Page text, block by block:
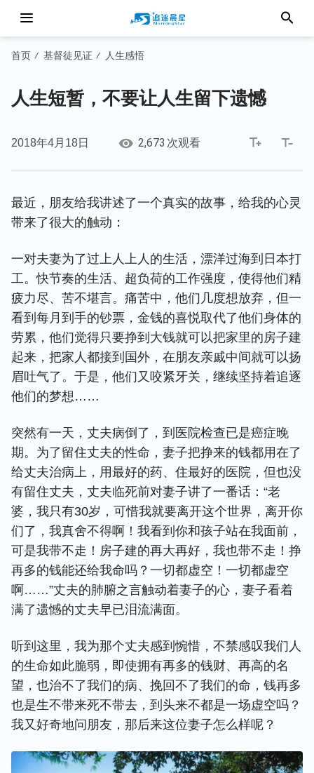
首页 / 基督徒见证 / 人生感悟
人生短暂，不要让人生留下遗憾
2018年4月18日 2,673 次观看
最近，朋友给我讲述了一个真实的故事，给我的心灵
带来了很大的触动：
一对夫妻为了过上人上人的生活，漂洋过海到日本打
工。快节奏的生活、超负荷的工作强度，使得他们精
疲力尽、苦不堪言。痛苦中，他们几度想放弃，但一
看到每月到手的钞票，金钱的喜悦取代了他们身体的
劳累，他们觉得只要挣到大钱就可以把家里的房子建
起来，把家人都接到国外，在朋友亲戚中间就可以扬
眉吐气了。于是，他们又咬紧牙关，继续坚持着追逐
他们的梦想……
突然有一天，丈夫病倒了，到医院检查已是癌症晚
期。为了留住丈夫的性命，妻子把挣来的钱都用在了
给丈夫治病上，用最好的药、住最好的医院，但也没
有留住丈夫，丈夫临死前对妻子讲了一番话：“老
婆，我只有30岁，可惜我就要离开这个世界，离开你
们了，我真舍不得啊！我看到你和孩子站在我面前，
可是我带不走！房子建的再大再好，我也带不走！挣
再多的钱能还给我命吗？一切都虚空！一切都虚空
啊……”丈夫的肺腑之言触动着妻子的心，妻子看着
满了遗憾的丈夫早已泪流满面。
听到这里，我为那个丈夫感到惋惜，不禁感叹我们人
的生命如此脆弱，即使拥有再多的钱财、再高的名
望，也治不了我们的病、挽回不了我们的命，钱再多
也是生不带来死不带去，到头来不都是一场虚空吗？
我又好奇地问朋友，那后来这位妻子怎么样呢？